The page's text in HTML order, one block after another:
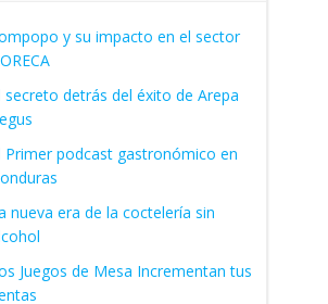
y su impacto en el sector
secreto detrás del éxito de Arepa
Primer podcast gastronómico en
nueva era de la coctelería sin
Juegos de Mesa Incrementan tus